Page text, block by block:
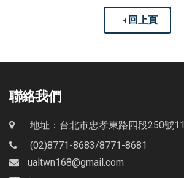
回上頁
聯絡我們
地址：台北市忠孝東路四段250號
(02)8771-8683/8771-8681
ualtwn168@gmail.com